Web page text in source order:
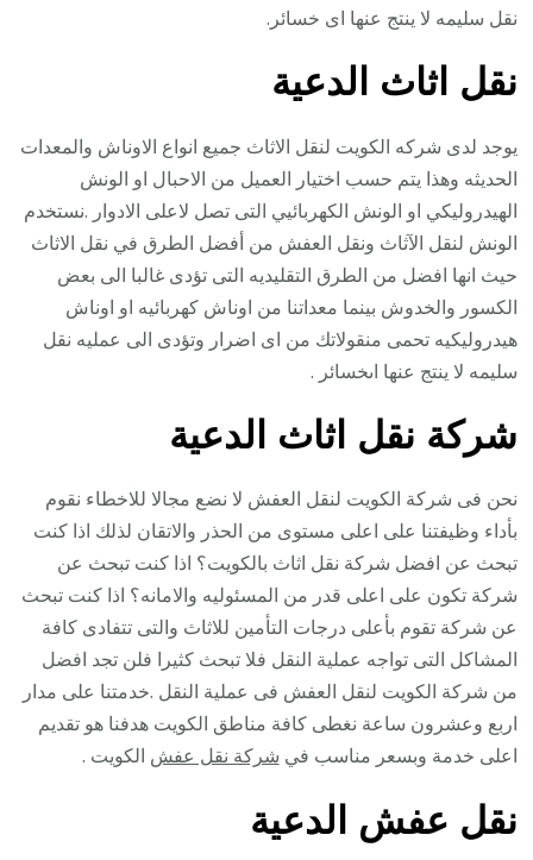
نقل سليمه لا ينتج عنها اى خسائر.
نقل اثاث الدعية
يوجد لدى شركه الكويت لنقل الاثاث جميع انواع الاوناش والمعدات
الحديثه وهذا يتم حسب اختيار العميل من الاحبال او الونش
الهيدروليكي او الونش الكهربائيي التى تصل لاعلى الادوار .نستخدم
الونش لنقل الآثاث ونقل العفش من أفضل الطرق في نقل الاثاث
حيث انها افضل من الطرق التقليديه التى تؤدى غالبا الى بعض
الكسور والخدوش بينما معداتنا من اوناش كهربائيه او اوناش
هيدروليكيه تحمى منقولاتك من اى اضرار وتؤدى الى عمليه نقل
سليمه لا ينتج عنها اىخسائر .
شركة نقل اثاث الدعية
نحن فى شركة الكويت لنقل العفش لا نضع مجالا للاخطاء نقوم
بأداء وظيفتنا على اعلى مستوى من الحذر والاتقان لذلك اذا كنت
تبحث عن افضل شركة نقل اثاث بالكويت؟ اذا كنت تبحث عن
شركة تكون على اعلى قدر من المسئوليه والامانه؟ اذا كنت تبحث
عن شركة تقوم بأعلى درجات التأمين للاثاث والتى تتفادى كافة
المشاكل التى تواجه عملية النقل فلا تبحث كثيرا فلن تجد افضل
من شركة الكويت لنقل العفش فى عملية النقل .خدمتنا على مدار
اربع وعشرون ساعة نغطى كافة مناطق الكويت هدفنا هو تقديم
اعلى خدمة وبسعر مناسب في شركة نقل عفش الكويت .
نقل عفش الدعية